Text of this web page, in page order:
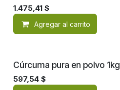
1.475,41 $
Agregar al carrito
Cúrcuma pura en polvo 1kg
597,54 $